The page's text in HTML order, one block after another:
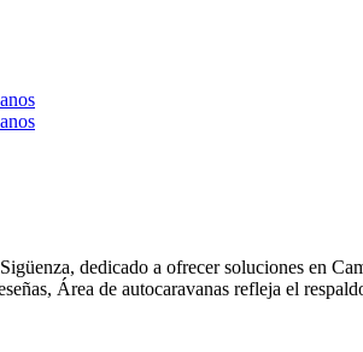
dedicado a ofrecer soluciones en
Área de autocaravanas refleja el